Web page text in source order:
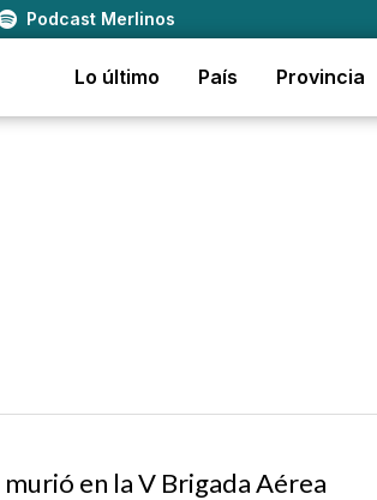
Podcast Merlinos
Lo último País Provincia
en la V Brigada Aérea